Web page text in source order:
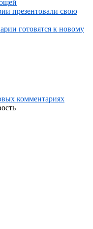
презентовали свою
готовятся к новому
комментариях